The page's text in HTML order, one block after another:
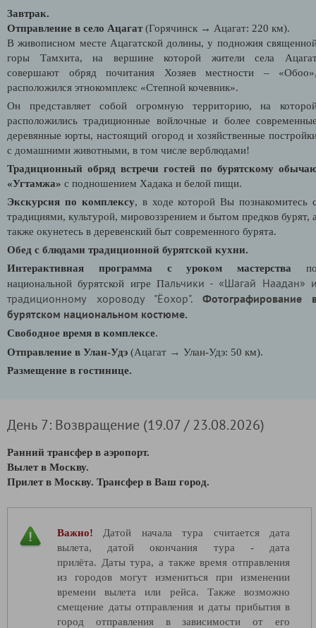
Завтрак.
Отправление в село Ацагат(Горячинск → Ацагат: 220 км).
В живописном месте Ацагатской долины, у подножия
горы Тамхита, на вершине которой жители села
совершают обряд почитания Хозяев местности –
расположился этнокомплекс «Степной кочевник».
Он представляет собой огромную территорию, на
расположились традиционные войлочные и более
деревянные юрты, настоящий огород и хозяйственные
с домашними животными, в том числе верблюдами!
Традиционный обряд встречи гостей по бурятскому
«Угтамжа» с подношением Хадака и белой пищи.
Экскурсия по комплексу, в ходе которой Вы познакомитесь
традициями, культурой, мировоззрением и бытом предков бурят,
также окунетесь в деревенский быт современного бурята.
Обед с блюдами традиционной бурятской кухни.
Интерактивная программа с уроком мастерства
национальной бурятской игре Пальчики - «Шагай Наадан»
традиционному хороводу "Ёохор". Фотографирование
бурятском национальном костюме.
Свободное время в комплексе.
Отправление в Улан-Удэ (Ацагат → Улан-Удэ: 50 км).
Размещение в гостинице.
День 7: Возвращение (19.07 / 23.08.2026)
Ранний трансфер в аэропорт.
Вылет в Москву.
Прилет в Москву. Трансфер в Ваш город.
Важно!
Датой начала тура считается дата
вылета, датой окончания тура - дата
прилёта. Даты тура, а также время отправления
из городов могут измениться при изменении
времени вылета или рейса. Также возможно
смещение даты отправления и даты прибытия в
город отправления в зависимости от его